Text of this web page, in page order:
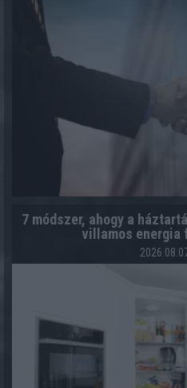
7 módszer, ahogy a
villamos energia